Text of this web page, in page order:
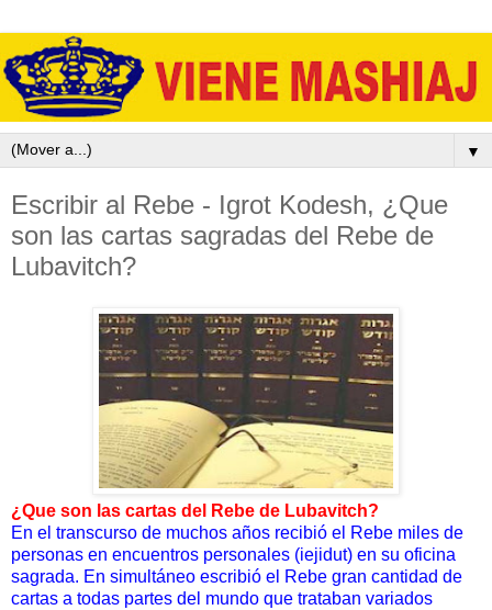
▼
Escribir al Rebe - Igrot Kodesh, ¿Que
son las cartas sagradas del Rebe de
Lubavitch?
¿Que son las cartas del Rebe de Lubavitch?
En el transcurso de muchos años recibió el Rebe miles de
personas en encuentros personales (iejidut) en su oficina
sagrada. En simultáneo escribió el Rebe gran cantidad de
cartas a todas partes del mundo que trataban variados